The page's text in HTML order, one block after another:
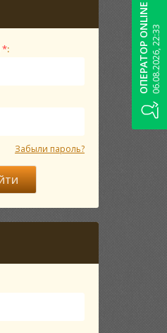
*:
Забыли пароль?
ОПЕРАТОР ONLINE06.08.2026, 22:33